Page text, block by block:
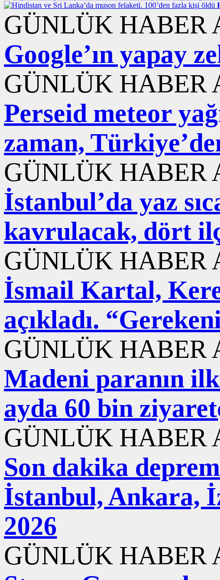
GÜNLÜK HABER
Google’ın yapay
GÜNLÜK HABER
Perseid meteor
zaman,
GÜNLÜK HABER
İstanbul’da yaz
kavrulacak, dört
GÜNLÜK HABER
İsmail Kartal,
açıkladı.
GÜNLÜK HABER
Madeni paranın
ayda 60 bin
GÜNLÜK HABER
Son dakika
İstanbul, Ankara,
2026
GÜNLÜK HABER